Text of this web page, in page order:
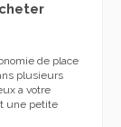
de place
plusieurs
a votre
une petite